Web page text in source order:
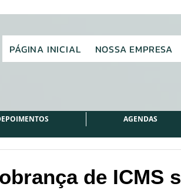
PÁGINA INICIAL NOSSA EMPRESA
AGENDAS
de ICMS